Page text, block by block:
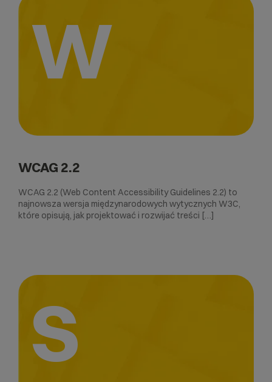
W
WCAG 2.2
WCAG 2.2 (Web Content Accessibility Guidelines 2.2) to
najnowsza wersja międzynarodowych wytycznych W3C,
które opisują, jak projektować i rozwijać treści […]
S